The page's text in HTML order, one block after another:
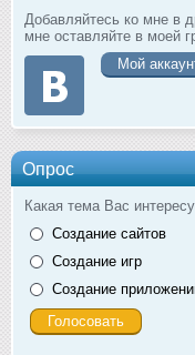
Добавляйтесь ко мне в
мне оставляйте в моей
Мой
Опрос
Какая тема Вас
Создание сайтов
Создание игр
Создание